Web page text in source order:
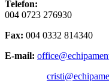
Telefon:
004 0723 276930
Fax: 004 0332 814340
E-mail: